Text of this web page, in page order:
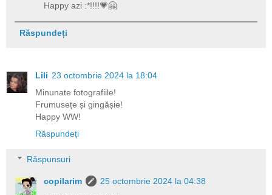
Happy azi :*!!!!💗🤗
Răspundeți
Lili 23 octombrie 2024 la 18:04
Minunate fotografiile!
Frumusețe și gingășie!
Happy WW!
Răspundeți
Răspunsuri
copilarim
25 octombrie 2024 la 04:38